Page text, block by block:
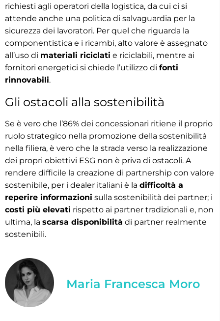
richiesti agli operatori della logistica, da cui ci si
attende anche una politica di salvaguardia per la
sicurezza dei lavoratori. Per quel che riguarda la
componentistica e i ricambi, alto valore è assegnato
all’uso di materiali riciclati e riciclabili, mentre ai
fornitori energetici si chiede l’utilizzo di fonti
rinnovabili.
Gli ostacoli alla sostenibilità
Se è vero che l’86% dei concessionari ritiene il proprio
ruolo strategico nella promozione della sostenibilità
nella filiera, è vero che la strada verso la realizzazione
dei propri obiettivi ESG non è priva di ostacoli. A
rendere difficile la creazione di partnership con valore
sostenibile, per i dealer italiani è la difficoltà a
reperire informazioni sulla sostenibilità dei partner; i
costi più elevati rispetto ai partner tradizionali e, non
ultima, la scarsa disponibilità di partner realmente
sostenibili.
Maria Francesca Moro